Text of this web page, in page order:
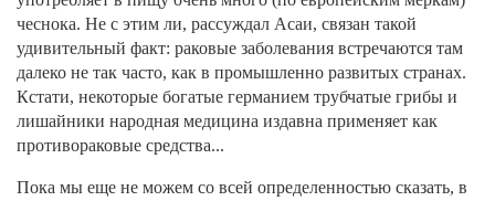
чеснока. Не с этим ли, рассуждал Асаи, связан такой
удивительный факт: раковые заболевания встречаются там
далеко не так часто, как в промышленно развитых странах.
Кстати, некоторые богатые германием трубчатые грибы и
лишайники народная медицина издавна применяет как
противораковые средства...
Пока мы еще не можем со всей определенностью сказать, в